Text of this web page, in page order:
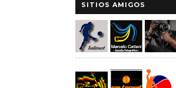
SITIOS AMIGOS